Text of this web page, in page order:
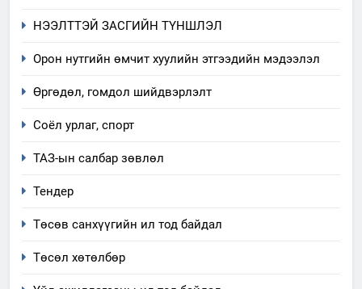
НЭЭЛТТЭЙ ЗАСГИЙН ТҮНШЛЭЛ
Орон нутгийн өмчит хуулийн этгээдийн мэдээлэл
Өргөдөл, гомдол шийдвэрлэлт
Соёл урлаг, спорт
ТАЗ-ын салбар зөвлөл
Тендер
Төсөв санхүүгийн ил тод байдал
Төсөл хөтөлбөр